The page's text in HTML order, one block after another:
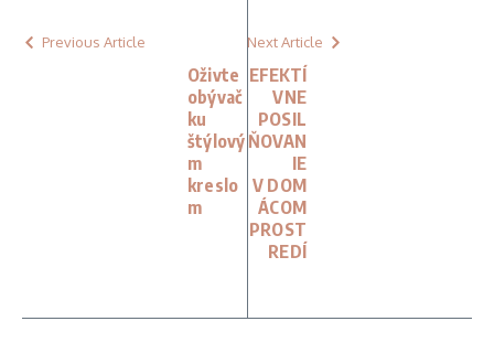
Previous Article
Oživte
obývač
ku
štýlový
m
kreslo
m
Next Article
EFEKTÍ
VNE
POSIL
ŇOVAN
IE
V DOM
ÁCOM
PROST
REDÍ